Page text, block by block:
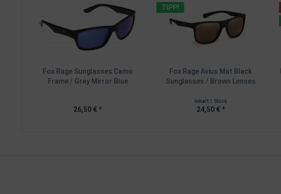
Fox Rage Sunglasses Camo
Frame / Grey Mirror Blue
26,50 € *
TIPP!
Fox Rage Avius Mat Black
Sunglasses / Brown Lenses
Inhalt 1 Stück
24,50 € *